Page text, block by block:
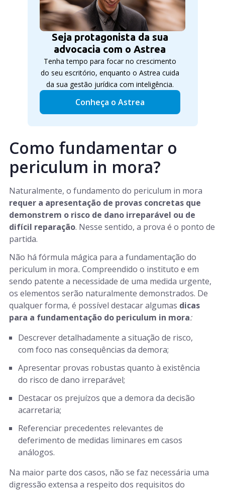
Seja protagonista da sua
advocacia com o Astrea
Tenha tempo para focar no crescimento
do seu escritório, enquanto o Astrea cuida
da sua gestão jurídica com inteligência.
Conheça o Astrea
Como fundamentar o
periculum in mora?
Naturalmente, o fundamento do periculum in mora
requer a apresentação de provas concretas que
demonstrem o risco de dano irreparável ou de
difícil reparação. Nesse sentido, a prova é o ponto de
partida.
Não há fórmula mágica para a fundamentação do
periculum in mora.Compreendido o instituto e em
sendo patente a necessidade de uma medida urgente,
os elementos serão naturalmente demonstrados. De
qualquer forma, é possível destacar algumas dicas
para a fundamentação do periculum in mora:
Descrever detalhadamente a situação de risco,
com foco nas consequências da demora;
Apresentar provas robustas quanto à existência
do risco de dano irreparável;
Destacar os prejuízos que a demora da decisão
acarretaria;
Referenciar precedentes relevantes de
deferimento de medidas liminares em casos
análogos.
Na maior parte dos casos, não se faz necessária uma
digressão extensa a respeito dos requisitos do